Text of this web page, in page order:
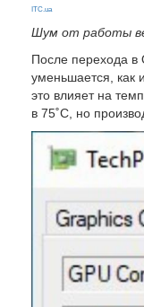
ITC.ua
Шум от работы
После перехода
уменьшается, как
это влияет на
в 75˚С, но